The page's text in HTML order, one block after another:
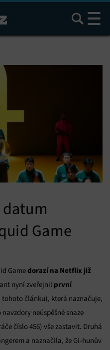
Hledat
Game
Gamedorazí na Netflix již
nyní zveřejnil první
článku), která naznačuje,
navzdory neúspěšné snaze
číslo 456) vše zastavit. Druhá
a naznačila, že Gi-hunův